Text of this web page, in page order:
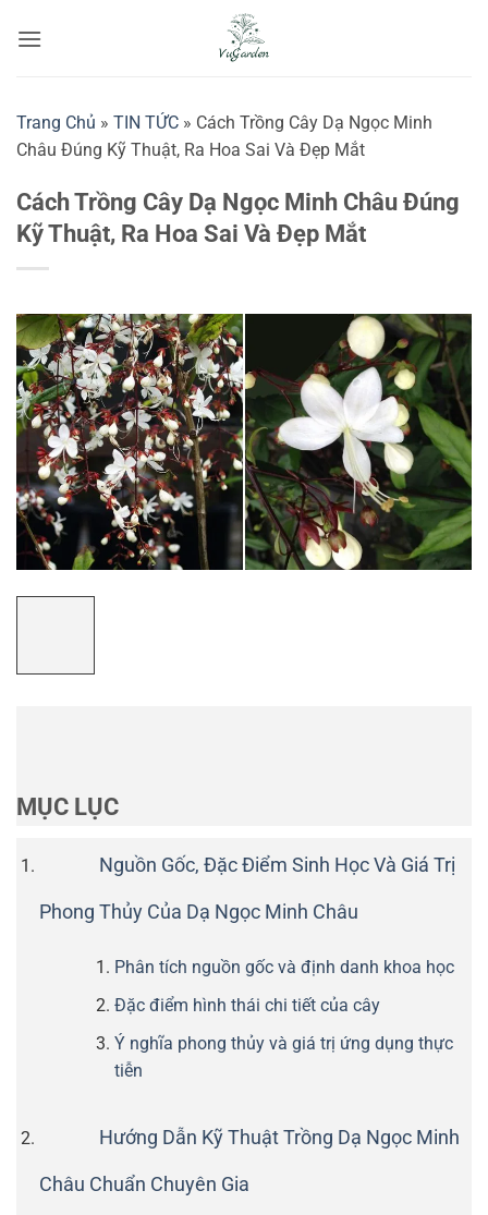
qua
Trang Chủ » TIN TỨC » Cách Trồng Cây Dạ Ngọc Minh
Châu Đúng Kỹ Thuật, Ra Hoa Sai Và Đẹp Mắt
Cách Trồng Cây Dạ Ngọc Minh Châu Đúng
Kỹ Thuật, Ra Hoa Sai Và Đẹp Mắt
MỤC LỤC
Nguồn Gốc, Đặc Điểm Sinh Học Và Giá Trị
Phong Thủy Của Dạ Ngọc Minh Châu
Phân tích nguồn gốc và định danh khoa học
Đặc điểm hình thái chi tiết của cây
Ý nghĩa phong thủy và giá trị ứng dụng thực
tiễn
Hướng Dẫn Kỹ Thuật Trồng Dạ Ngọc Minh
Châu Chuẩn Chuyên Gia